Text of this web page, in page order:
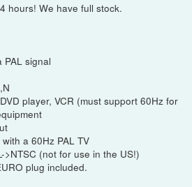
hours! We have full stock.
PAL signal
player, VCR (must support 60Hz for
a 60Hz PAL TV
>NTSC (not for use in the US!)
plug included.